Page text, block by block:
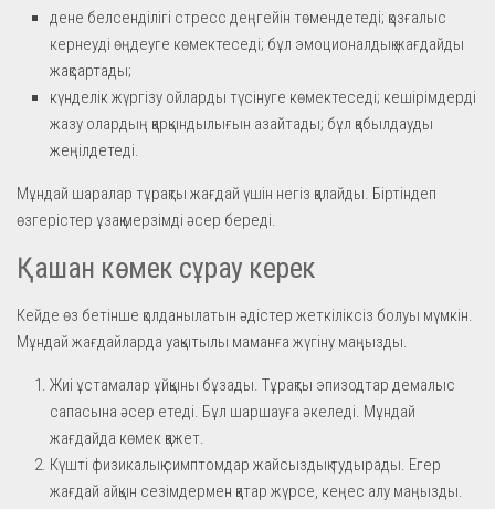
дене белсенділігі стресс деңгейін төмендетеді; қозғалыс
кернеуді өңдеуге көмектеседі; бұл эмоционалдық жағдайды
жақсартады;
күнделік жүргізу ойларды түсінуге көмектеседі; кешірімдерді
жазу олардың қарқындылығын азайтады; бұл қабылдауды
жеңілдетеді.
Мұндай шаралар тұрақты жағдай үшін негіз қалайды. Біртіндеп
өзгерістер ұзақ мерзімді әсер береді.
Қашан көмек сұрау керек
Кейде өз бетінше қолданылатын әдістер жеткіліксіз болуы мүмкін.
Мұндай жағдайларда уақытылы маманға жүгіну маңызды.
Жиі ұстамалар ұйқыны бұзады. Тұрақты эпизодтар демалыс
сапасына әсер етеді. Бұл шаршауға әкеледі. Мұндай
жағдайда көмек қажет.
Күшті физикалық симптомдар жайсыздық тудырады. Егер
жағдай айқын сезімдермен қатар жүрсе, кеңес алу маңызды.